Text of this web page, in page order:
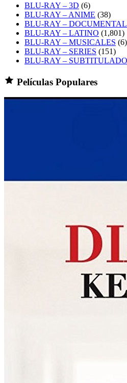
BLU-RAY – 3D (6)
BLU-RAY – ANIME (38)
BLU-RAY –
BLU-RAY – LATINO (1,801)
BLU-RAY – MUSICALES (6)
BLU-RAY – SERIES (151)
BLU-RAY – SUBTITULADO
Películas Populares